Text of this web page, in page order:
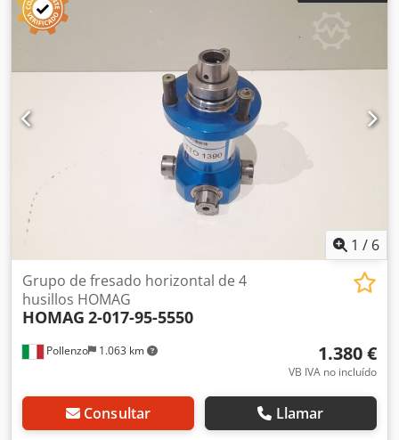
con nosotros. Csdpfx Aezmhutehbjha
1 / 6
Pollenzo 1.063 km
Grupo de fresado horizontal de 4
husillos HOMAG
HOMAG 2-017-95-5550
1.380 €
VB IVA no incluído
Consultar Llamar